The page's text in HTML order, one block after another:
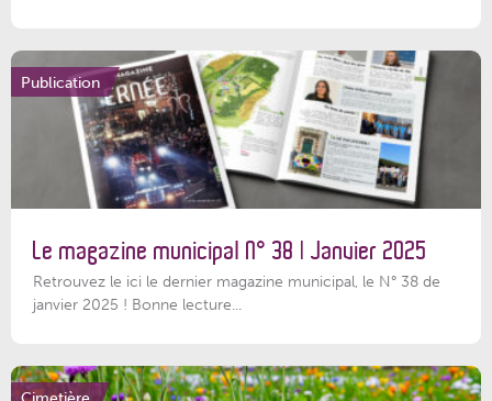
Publication
Le magazine municipal N° 38 | Janvier 2025
Retrouvez le ici le dernier magazine municipal, le N° 38 de
janvier 2025 ! Bonne lecture...